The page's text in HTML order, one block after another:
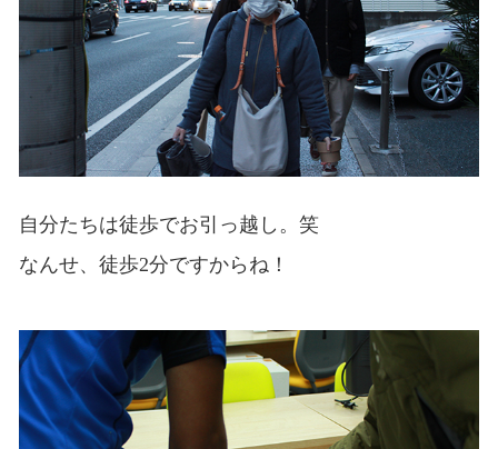
自分たちは徒歩でお引っ越し。笑
なんせ、徒歩2分ですからね！